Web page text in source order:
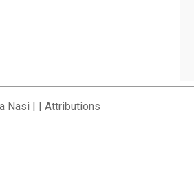
Nasi | | Attributions